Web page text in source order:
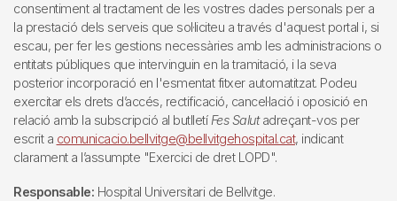
consentiment al tractament de les vostres dades personals per a
la prestació dels serveis que sol·liciteu a través d'aquest portal i, si
escau, per fer les gestions necessàries amb les administracions o
entitats públiques que intervinguin en la tramitació, i la seva
posterior incorporació en l'esmentat fitxer automatitzat. Podeu
exercitar els drets d’accés, rectificació, cancel·lació i oposició en
relació amb la subscripció al butlletí Fes Salutadreçant-vos per
escrit a comunicacio.bellvitge@bellvitgehospital.cat, indicant
clarament a l’assumpte "Exercici de dret LOPD".
Responsable: Hospital Universitari de Bellvitge.